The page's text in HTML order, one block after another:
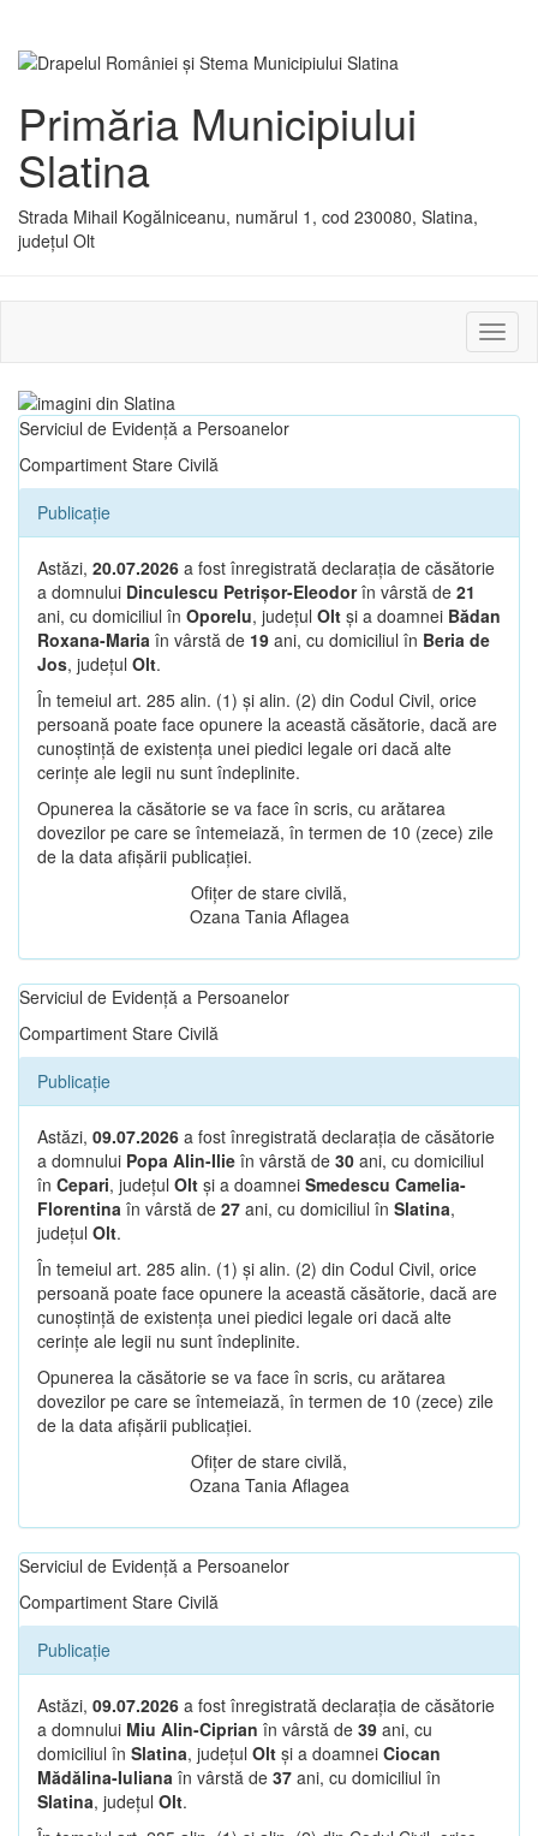
Primăria Municipiului
Slatina
Strada Mihail Kogălniceanu, numărul 1, cod 230080, Slatina,
județul Olt
sau
Serviciul de Evidență a Persoanelor
Compartiment Stare Civilă
Publicație
Astăzi, 20.07.2026 a fost înregistrată declarația de căsătorie
a domnului Dinculescu Petrișor-Eleodorîn vârstă de 21
ani, cu domiciliul în Oporelu, județul Olt și a doamnei Bădan
Roxana-Maria în vârstă de 19 ani, cu domiciliul în Beria de
Jos, județul Olt.
În temeiul art. 285 alin. (1) și alin. (2) din Codul Civil, orice
persoană poate face opunere la această căsătorie, dacă are
cunoștință de existența unei piedici legale ori dacă alte
cerințe ale legii nu sunt îndeplinite.
Opunerea la căsătorie se va face în scris, cu arătarea
dovezilor pe care se întemeiază, în termen de 10 (zece) zile
de la data afișării publicației.
Ofițer de stare civilă,
Ozana Tania Aflagea
Serviciul de Evidență a Persoanelor
Compartiment Stare Civilă
Publicație
Astăzi, 09.07.2026 a fost înregistrată declarația de căsătorie
a domnului Popa Alin-Ilie în vârstă de 30 ani, cu domiciliul
în Cepari, județul Olt și a doamnei Smedescu Camelia-
Florentina în vârstă de 27 ani, cu domiciliul în Slatina,
județul Olt.
În temeiul art. 285 alin. (1) și alin. (2) din Codul Civil, orice
persoană poate face opunere la această căsătorie, dacă are
cunoștință de existența unei piedici legale ori dacă alte
cerințe ale legii nu sunt îndeplinite.
Opunerea la căsătorie se va face în scris, cu arătarea
dovezilor pe care se întemeiază, în termen de 10 (zece) zile
de la data afișării publicației.
Ofițer de stare civilă,
Ozana Tania Aflagea
Serviciul de Evidență a Persoanelor
Compartiment Stare Civilă
Publicație
Astăzi, 09.07.2026 a fost înregistrată declarația de căsătorie
a domnului Miu Alin-Ciprian în vârstă de 39 ani, cu
domiciliul în Slatina, județul Olt și a doamnei Ciocan
Mădălina-Iuliana în vârstă de 37 ani, cu domiciliul în
Slatina, județul Olt.